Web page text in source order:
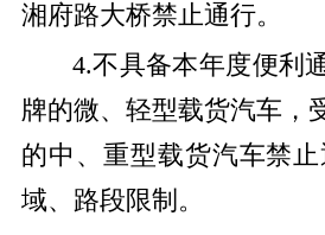
湘府路大桥禁止通行。
4.不具备本年度便利
牌的微、轻型载货汽车，
的中、重型载货汽车禁
域、路段限制。